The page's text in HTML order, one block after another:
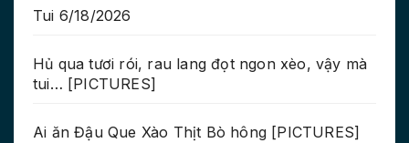
Tui 6/18/2026
Hủ qua tươi rói, rau lang đọt ngon xèo, vậy mà
tui… [PICTURES]
Ai ăn Đậu Que Xào Thịt Bò hông [PICTURES]